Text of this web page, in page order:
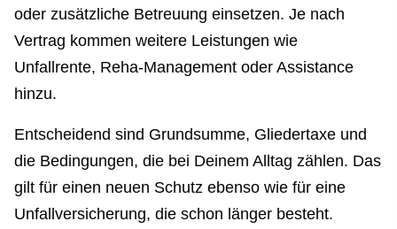
oder zusätzliche Betreuung einsetzen. Je nach
Vertrag kommen weitere Leistungen wie
Unfallrente, Reha-Management oder Assistance
hinzu.
Entscheidend sind Grundsumme, Gliedertaxe und
die Bedingungen, die bei Deinem Alltag zählen. Das
gilt für einen neuen Schutz ebenso wie für eine
Unfall­ver­si­che­rung, die schon länger besteht.